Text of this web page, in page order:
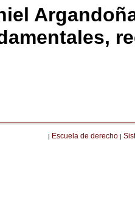
| Escuela de derecho |